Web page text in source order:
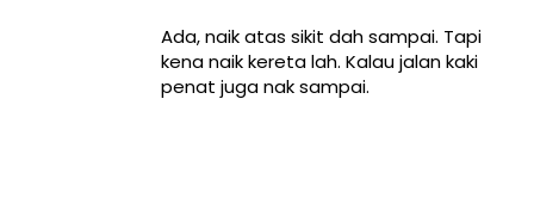
Ada, naik atas sikit dah sampai. Tapi
kena naik kereta lah. Kalau jalan kaki
penat juga nak sampai.